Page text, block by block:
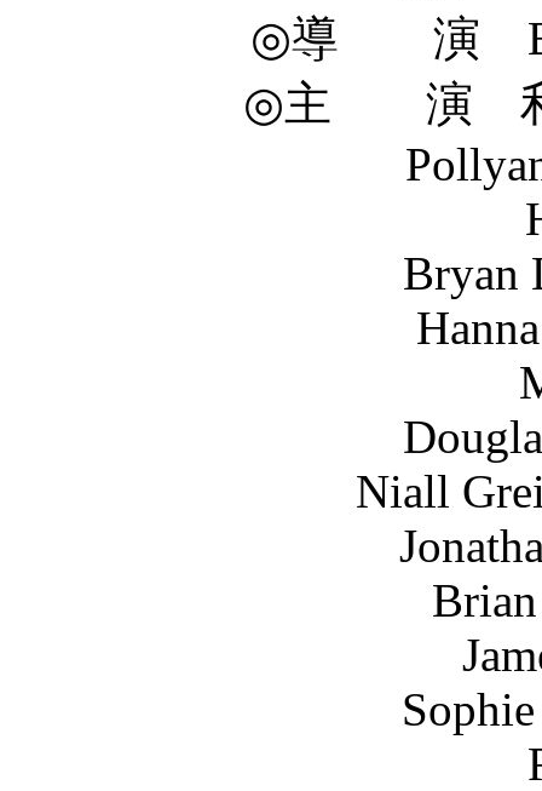
◎導 演
◎主 演 利
Pollyanna
Bryan Larkin
Hanna
Douglas
Niall Greig
Jonathan
Brian Vernel
James
Sophie